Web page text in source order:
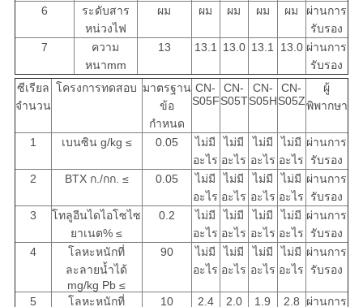
6
ระดับสาร
หน่วงไฟ
ผม ผม ผม ผม ผม
ผ่านการ
รับรอง
7
ความ
หนาmm
13 13.1 13.0 13.1 13.0 ผ่านการ
รับรอง
ซีเรียล
จำนวน
โครงการทดสอบ มาตรฐาน
ข้อ
กำหนด
CN-
S05F
CN-
S05T
CN-
S05H
CN-
S05Z
ผู้
พิพากษา
1 เบนซิน g/kg ≤ 0.05
ไม่มี
อะไร
ไม่มี
อะไร
ไม่มี
อะไร
ไม่มี
อะไร
ผ่านการ
รับรอง
2
BTX ก./กก. ≤ 0.05
ไม่มี
อะไร
ไม่มี
อะไร
ไม่มี
อะไร
ไม่มี
อะไร
ผ่านการ
รับรอง
3
โทลูอีนไดไอโซไซ
ยาเนต% ≤
0.2
ไม่มี
อะไร
ไม่มี
อะไร
ไม่มี
อะไร
ไม่มี
อะไร
ผ่านการ
รับรอง
4
โลหะหนักที่
ละลายน้ำได้
mg/kg Pb ≤
90
ไม่มี
อะไร
ไม่มี
อะไร
ไม่มี
อะไร
ไม่มี
อะไร
ผ่านการ
รับรอง
5
โลหะหนักที่
10 2.4 2.0 1.9 2.8
ผ่านการ